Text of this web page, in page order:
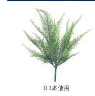
0.1本使用